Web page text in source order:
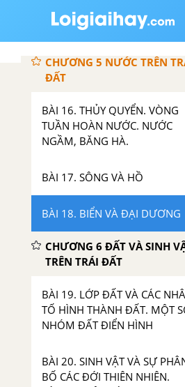
BIỂU ĐỒ NHIỆT ĐỘ VÀ LƯỢNG
MƯA.
CHƯƠNG 5 NƯỚC TRÊN
ĐẤT
BÀI 16. THỦY QUYỂN. VÒNG
TUẦN HOÀN NƯỚC. NƯỚC
NGẦM, BĂNG HÀ.
BÀI 17. SÔNG VÀ HỒ
BÀI 18. BIỂN VÀ ĐẠI DƯƠNG
CHƯƠNG 6 ĐẤT VÀ SINH
TRÊN TRÁI ĐẤT
BÀI 19. LỚP ĐẤT VÀ CÁC
TỐ HÌNH THÀNH ĐẤT. MỘT
NHÓM ĐẤT ĐIỂN HÌNH
BÀI 20. SINH VẬT VÀ SỰ
BỐ CÁC ĐỚI THIÊN NHIÊN.